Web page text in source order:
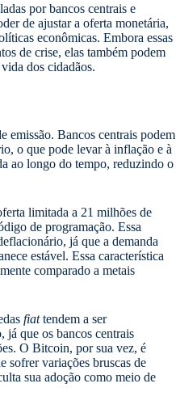
por bancos centrais e
de ajustar a oferta monetária,
econômicas. Embora essas
de crise, elas também podem
dos cidadãos.
emissão. Bancos centrais podem
o que pode levar à inflação e à
ao longo do tempo, reduzindo o
limitada a 21 milhões de
de programação. Essa
já que a demanda
estável. Essa característica
comparado a metais
fiattendem a ser
já que os bancos centrais
O Bitcoin, por sua vez, é
sofrer variações bruscas de
sua adoção como meio de